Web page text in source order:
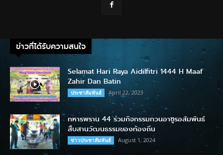
ข่าวที่ได้รับความสนใจ
Selamat Hari Raya Aidilfitri 1444 H Maaf
Zahir Dan Batin
ประชาสัมพันธ์ April 22, 2023
ทหารพราน 44 ร่วมกิจกรรมกวนอาซูรอสัมพันธ์
สืบสานวัฒนธรรมของท้องถิ่น
ข่าวประชาสัมพันธ์ August 1, 2024